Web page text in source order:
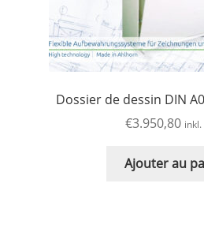
Dossier de dessin DIN
€3.950,80
Ajouter au